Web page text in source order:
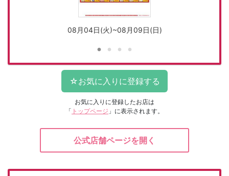
08月04日(火)~08月09日(日)
お気に入りに登録したお店は
「 トップページ 」に表示されます。
公式店舗ページを開く